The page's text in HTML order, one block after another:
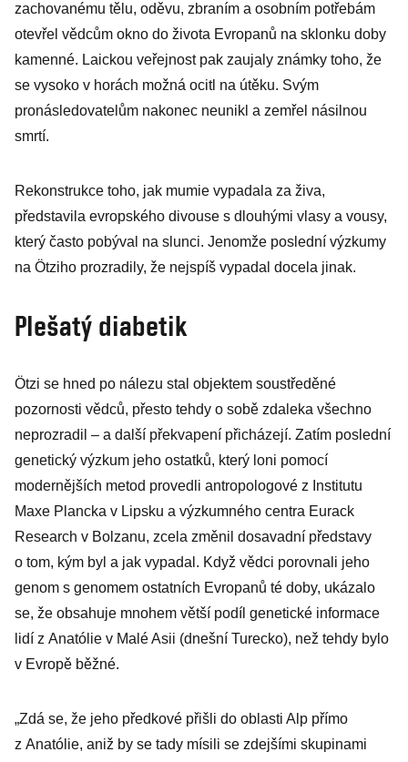
zachovanému tělu, oděvu, zbraním a osobním potřebám
otevřel vědcům okno do života Evropanů na sklonku doby
kamenné. Laickou veřejnost pak zaujaly známky toho, že
se vysoko v horách možná ocitl na útěku. Svým
pronásledovatelům nakonec neunikl a zemřel násilnou
smrtí.
Rekonstrukce toho, jak mumie vypadala za živa,
představila evropského divouse s dlouhými vlasy a vousy,
který často pobýval na slunci. Jenomže poslední výzkumy
na Ötziho prozradily, že nejspíš vypadal docela jinak.
Plešatý diabetik
Ötzi se hned po nálezu stal objektem soustředěné
pozornosti vědců, přesto tehdy o sobě zdaleka všechno
neprozradil – a další překvapení přicházejí. Zatím poslední
genetický výzkum jeho ostatků, který loni pomocí
modernějších metod provedli antropologové z Institutu
Maxe Plancka v Lipsku a výzkumného centra Eurack
Research v Bolzanu, zcela změnil dosavadní představy
o tom, kým byl a jak vypadal. Když vědci porovnali jeho
genom s genomem ostatních Evropanů té doby, ukázalo
se, že obsahuje mnohem větší podíl genetické informace
lidí z Anatólie v Malé Asii (dnešní Turecko), než tehdy bylo
v Evropě běžné.
„Zdá se, že jeho předkové přišli do oblasti Alp přímo
z Anatólie, aniž by se tady mísili se zdejšími skupinami